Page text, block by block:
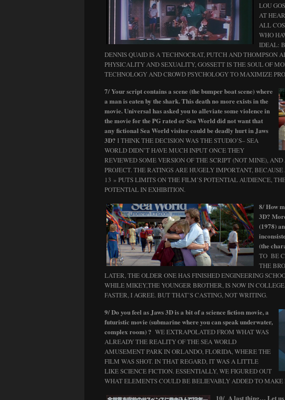
LOU
AT
ALL
WHO
IDEAL:
DENNIS QUAID IS A TECHNOCRAT, PUTCH AND THOMPSON
PHYSICALITY AND SEXUALITY, GOSSETT IS THE SOUL OF
TECHNOLOGY AND CROWD PSYCHOLOGY TO MAXIMIZE
7/ Your script contains a scene (the bumper boat scene) where
a man is eaten by the shark. This death no more exists in the
movie. Universal has asked you to alleviate some violence in
the movie for the PG rated or Sea World did not want that
any fictional Sea World visitor could be deadly hurt in Jaws
3D? I THINK THE DECISION WAS THE STUDIO’S– SEA
WORLD DIDN’T HAVE MUCH INPUT ONCE THEY
REVIEWED SOME VERSION OF THE SCRIPT (NOT MINE),
PROJECT. THE RATINGS ARE HUGELY IMPORTANT,
13 » PUTS LIMITS ON THE FILM’S POTENTIAL AUDIENCE,
POTENTIAL IN EXHIBITION.
8/ How
3D?
(1978)
(the
TO BE
THE
LATER, THE OLDER ONE HAS FINISHED ENGINEERING
WHILE MIKEY,THE YOUNGER BROTHER, IS NOW IN
FASTER, I AGREE. BUT THAT’S CASTING, NOT WRITING.
9/ Do you feel as Jaws 3D is a bit of a science fiction movie, a
futuristic movie (submarine where you can speak underwater,
complex room) ? WE EXTRAPOLATED FROM WHAT WAS
ALREADY THE REALITY OF THE SEA WORLD
AMUSEMENT PARK IN ORLANDO, FLORIDA, WHERE THE
FILM WAS SHOT. IN THAT REGARD, IT WAS A LITTLE
LIKE SCIENCE FICTION. ESSENTIALLY, WE FIGURED OUT
WHAT ELEMENTS COULD BE BELIEVABLY ADDED TO MAKE
10/ A last thing… Let us